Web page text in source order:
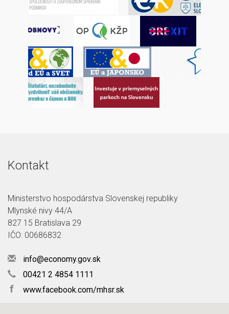
Kontakt
Ministerstvo hospodárstva Slovenskej republiky
Mlynské nivy 44/A
827 15 Bratislava 29
IČO: 00686832
info@economy.gov.sk
00421 2 4854 1111
f www.facebook.com/mhsr.sk